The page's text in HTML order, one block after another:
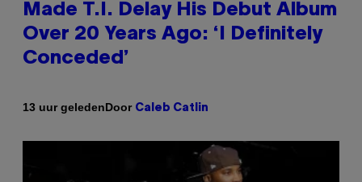
Made T.I. Delay His Debut Album
Over 20 Years Ago: ‘I Definitely
Conceded’
13 uur geledenDoor Caleb Catlin